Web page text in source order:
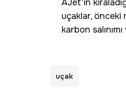
AJet’in
uçaklar, önceki
karbon
uçak